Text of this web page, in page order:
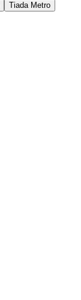
Tiada Metro